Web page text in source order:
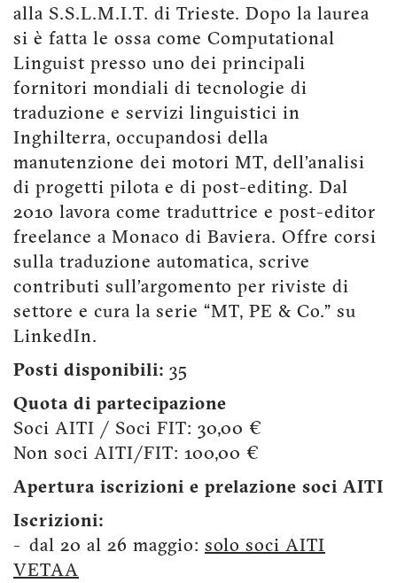
alla S.S.L.M.I.T. di Trieste. Dopo la laurea
si è fatta le ossa come Computational
Linguist presso uno dei principali
fornitori mondiali di tecnologie di
traduzione e servizi linguistici in
Inghilterra, occupandosi della
manutenzione dei motori MT, dell’analisi
di progetti pilota e di post-editing. Dal
2010 lavora come traduttrice e post-editor
freelance a Monaco di Baviera. Offre corsi
sulla traduzione automatica, scrive
contributi sull’argomento per riviste di
settore e cura la serie “MT, PE & Co.” su
LinkedIn.
Posti disponibili: 35
Quota di partecipazione
Soci AITI / Soci FIT: 30,00 €
Non soci AITI/FIT: 100,00 €
Apertura iscrizioni e prelazione soci AITI
Iscrizioni:
- dal 20 al 26 maggio: solo soci AITI
VETAA